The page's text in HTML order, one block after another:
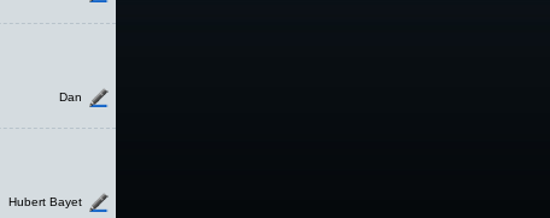
Dan
Hubert Bayet